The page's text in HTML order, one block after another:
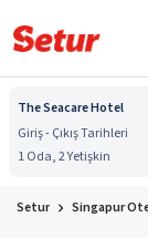
The Seacare Hotel
Giriş - Çıkış Tarihleri
1 Oda, 2 Yetişkin
Setur Singapur